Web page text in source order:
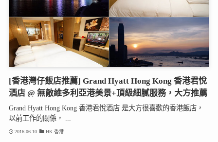
[香港灣仔飯店推薦] Grand Hyatt Hong Kong 香港君悅
酒店 @ 無敵維多利亞港美景+頂級細膩服務，大方推薦
Grand Hyatt Hong Kong 香港君悅酒店 是大方很喜歡的香港飯店，
以前工作的關係， ...
2016-06-10 HK-香港